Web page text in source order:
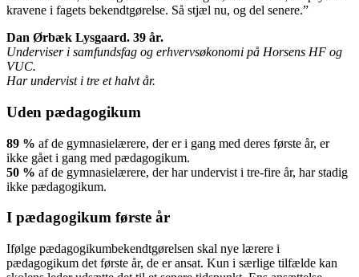
kravene i fagets bekendtgørelse. Så stjæl nu, og del senere.”
Dan Ørbæk Lysgaard. 39 år.
Underviser i samfundsfag og erhvervsøkonomi på Horsens HF og
VUC.
Har undervist i tre et halvt år.
Uden pædagogikum
89 % af de gymnasielærere, der er i gang med deres første år, er
ikke gået i gang med pædagogikum.
50 % af de gymnasielærere, der har undervist i tre-fire år, har stadig
ikke pædagogikum.
I pædagogikum første år
Ifølge pædagogikumbekendtgørelsen skal nye lærere i
pædagogikum det første år, de er ansat. Kun i særlige tilfælde kan